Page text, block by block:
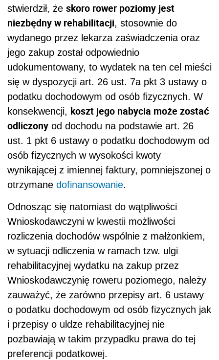
stwierdził, że skoro rower poziomy jest
niezbędny w rehabilitacji, stosownie do
wydanego przez lekarza zaświadczenia oraz
jego zakup został odpowiednio
udokumentowany, to wydatek na ten cel mieści
się w dyspozycji art. 26 ust. 7a pkt 3 ustawy o
podatku dochodowym od osób fizycznych. W
konsekwencji, koszt jego nabycia może zostać
odliczony od dochodu na podstawie art. 26
ust. 1 pkt 6 ustawy o podatku dochodowym od
osób fizycznych w wysokości kwoty
wynikającej z imiennej faktury, pomniejszonej o
otrzymane dofinansowanie.
Odnosząc się natomiast do wątpliwości
Wnioskodawczyni w kwestii możliwości
rozliczenia dochodów wspólnie z małżonkiem,
w sytuacji odliczenia w ramach tzw. ulgi
rehabilitacyjnej wydatku na zakup przez
Wnioskodawczynię roweru poziomego, należy
zauważyć, że zarówno przepisy art. 6 ustawy
o podatku dochodowym od osób fizycznych jak
i przepisy o uldze rehabilitacyjnej nie
pozbawiają w takim przypadku prawa do tej
preferencji podatkowej.